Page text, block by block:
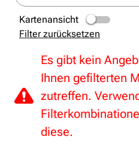
Kartenansicht
Filter zurücksetzen
Es gibt kein
Ihnen gefilterten
zutreffen.
diese.